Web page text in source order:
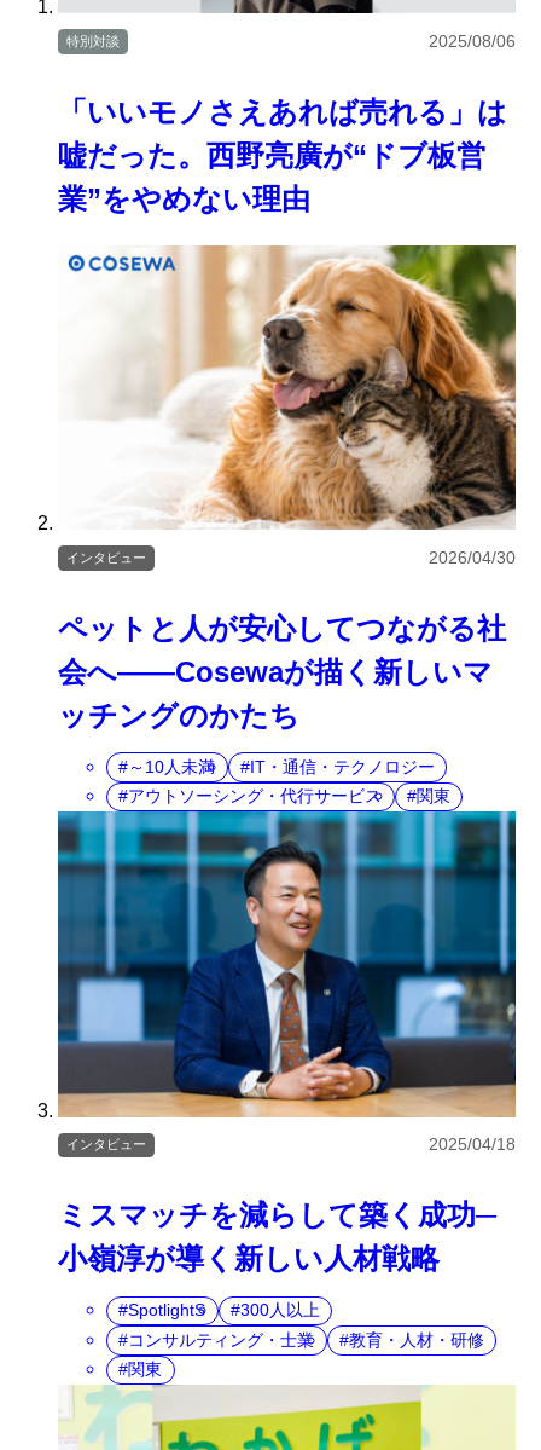
「いいモノさえあれば売れる」は
嘘だった。西野亮廣が“ドブ板営
業”をやめない理由
特別対談 2025/08/06
ペットと人が安心してつながる社
会へ――Cosewaが描く新しいマ
ッチングのかたち
インタビュー 2026/04/30
～10人未満
IT・通信・テクノロジー
アウトソーシング・代行サービス
関東
ミスマッチを減らして築く成功─
小嶺淳が導く新しい人材戦略
インタビュー 2025/04/18
SpotlightS
300人以上
コンサルティング・士業
教育・人材・研修
関東